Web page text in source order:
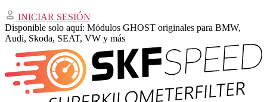
INICIAR SESIÓN
Disponible solo aquí: Módulos GHOST originales para BMW,
Audi, Skoda, SEAT, VW y más